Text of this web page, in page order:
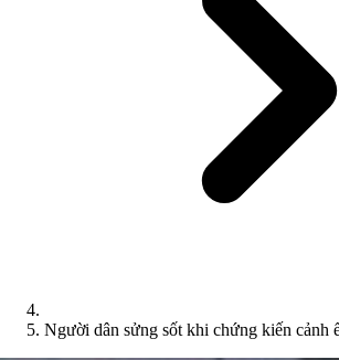
Người dân sửng sốt khi chứng kiến cảnh